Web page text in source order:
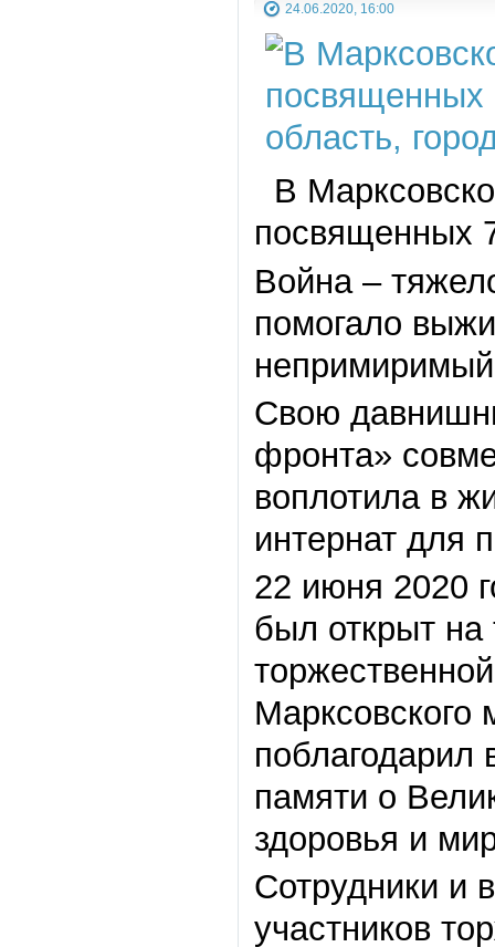
24.06.2020, 16:00
В
посвященных
Война –
помогало
Свою
фронта»
воплотила в
интернат для
22 июня 2020
был открыт на
поблагодарил
памяти о
здоровья и
Сотрудники и
участников